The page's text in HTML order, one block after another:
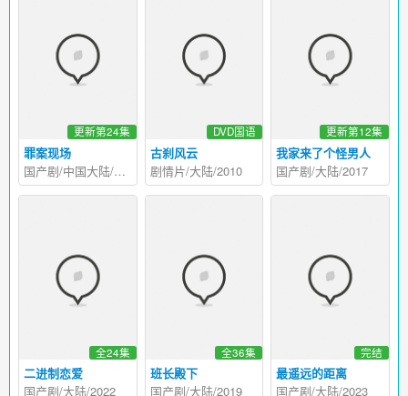
罪案现场
更新第24集
国产剧/中国大陆/2026
古刹风云
DVD国语
剧情片/大陆/2010
我家来了个怪男人
更新第12集
国产剧/大陆/2017
二进制恋爱
全24集
国产剧/大陆/2022
班长殿下
全36集
国产剧/大陆/2019
最遥远的距离
完结
国产剧/大陆/2023